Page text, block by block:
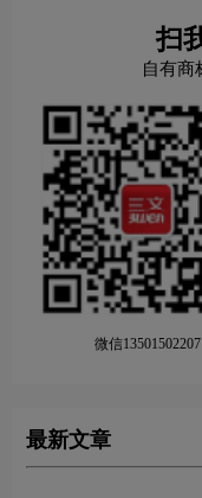
扫
自有商
微信13501502207
最新文章